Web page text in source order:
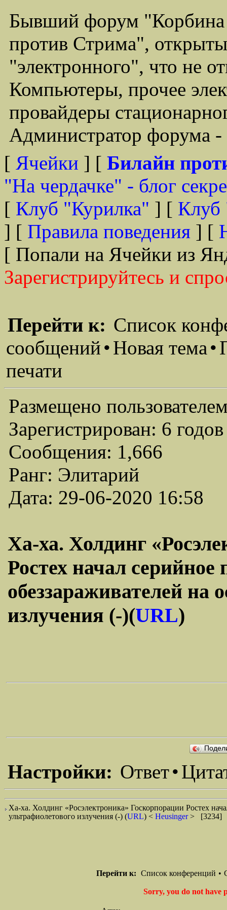
Бывший форум "Корбина
против Стрима",
"электронного", что не
Компьютеры, прочее
провайдеры
Администратор форума
[ Ячейки ] [ Билайн
"На чердачке" - блог
[ Клуб "Курилка" ] [ Клуб
] [ Правила поведения ] [
[ Попали на Ячейки из
Зарегистрируйтесь и
Перейти к: Список
сообщений•Новая тема•
печати
Размещено
Зарегистрирован: 6
Сообщения: 1,666
Ранг: Элитарий
Дата: 29-06-2020 16:58
Ха-ха. Холдинг
Ростех начал
обеззараживателей на
излучения (-)(URL)
Настройки: Ответ•
Ха-ха. Холдинг «Росэлектроника» Госкорпорации Ростех
ультрафиолетового излучения (-) (URL) < Heusinger> [3234]
Перейти к: Список конференций •
Sorry, you do not have